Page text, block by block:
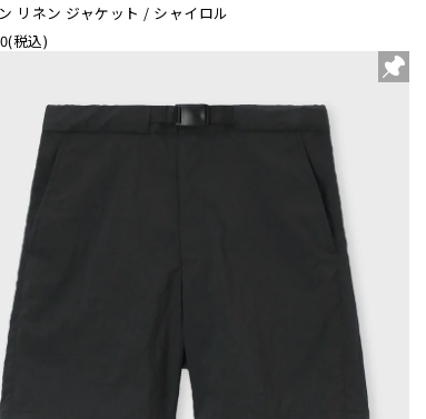
リネン ジャケット / シャイロル
(税込)